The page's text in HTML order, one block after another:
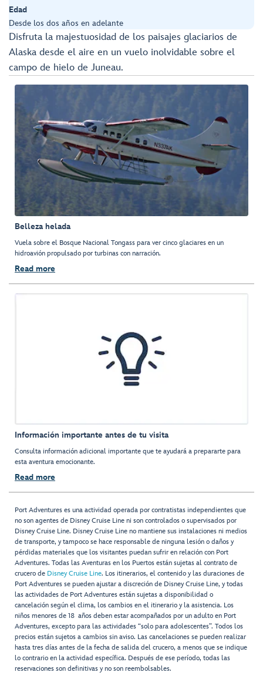
Edad
Desde los dos años en adelante
Disfruta la majestuosidad de los paisajes glaciarios de
Alaska desde el aire en un vuelo inolvidable sobre el
campo de hielo de Juneau.
Belleza helada
Vuela sobre el Bosque Nacional Tongass para ver cinco glaciares en un
hidroavión propulsado por turbinas con narración.
Read more
Información importante antes de tu visita
Consulta información adicional importante que te ayudará a prepararte para
esta aventura emocionante.
Read more
Port Adventures es una actividad operada por contratistas independientes que
no son agentes de Disney Cruise Line ni son controlados o supervisados por
Disney Cruise Line. Disney Cruise Line no mantiene sus instalaciones ni medios
de transporte, y tampoco se hace responsable de ninguna lesión o daños y
pérdidas materiales que los visitantes puedan sufrir en relación con Port
Adventures. Todas las Aventuras en los Puertos están sujetas al contrato de
crucero de Disney Cruise Line. Los itinerarios, el contenido y las duraciones de
Port Adventures se pueden ajustar a discreción de Disney Cruise Line, y todas
las actividades de Port Adventures están sujetas a disponibilidad o
cancelación según el clima, los cambios en el itinerario y la asistencia. Los
niños menores de 18 años deben estar acompañados por un adulto en Port
Adventures, excepto para las actividades “solo para adolescentes”. Todos los
precios están sujetos a cambios sin aviso. Las cancelaciones se pueden realizar
hasta tres días antes de la fecha de salida del crucero, a menos que se indique
lo contrario en la actividad específica. Después de ese período, todas las
reservaciones son definitivas y no son reembolsables.